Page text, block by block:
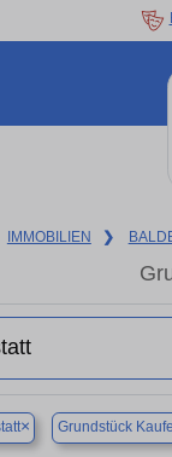
IMMOBILIEN ❯
× Grundstück